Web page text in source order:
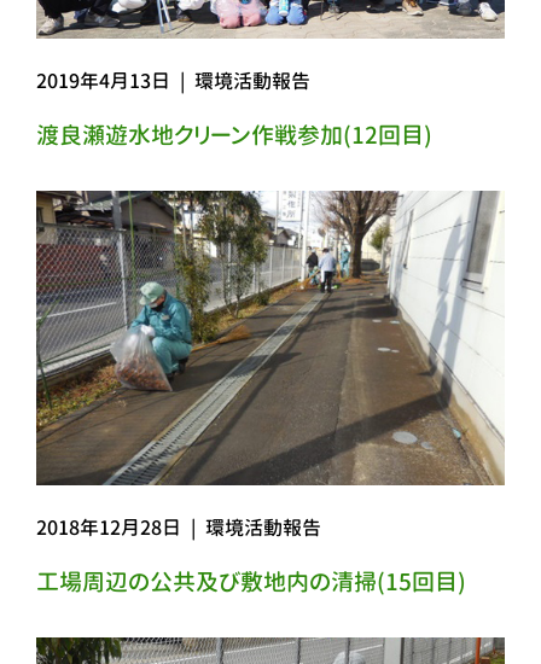
2019年4月13日 | 環境活動報告
渡良瀬遊水地クリーン作戦参加(12回目)
2018年12月28日 | 環境活動報告
工場周辺の公共及び敷地内の清掃(15回目)